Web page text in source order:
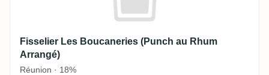
Fisselier Les Boucaneries (Punch au Rhum
Arrangé)
Réunion · 18%